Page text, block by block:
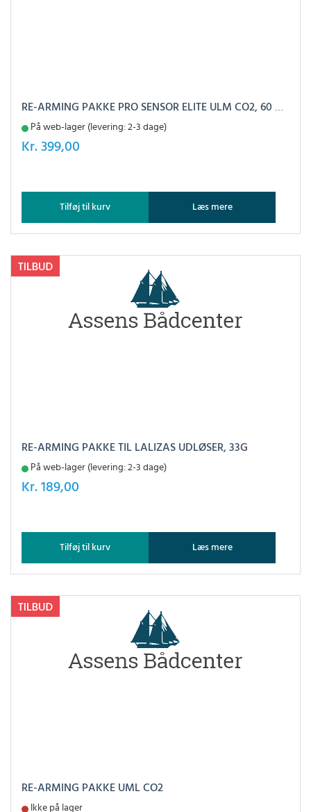
RE-ARMING PAKKE PRO SENSOR ELITE ULM CO2, 60 GRAM
På web-lager (levering: 2-3 dage)
Kr.399,00
Tilføj til kurv Læs mere
RE-ARMING PAKKE TIL LALIZAS UDLØSER, 33G
På web-lager (levering: 2-3 dage)
Kr.189,00
Tilføj til kurv Læs mere
RE-ARMING PAKKE UML CO2
Ikke på lager